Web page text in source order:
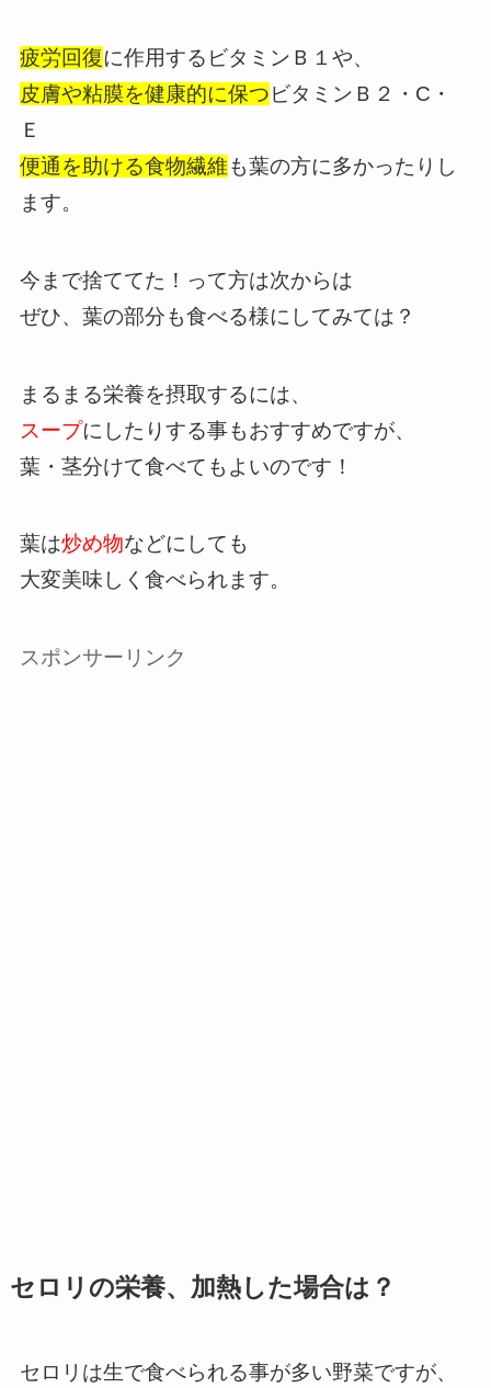
疲労回復に作用するビタミンＢ１や、
皮膚や粘膜を健康的に保つビタミンＢ２・C・
Ｅ
便通を助ける食物繊維も葉の方に多かったりし
ます。
今まで捨ててた！って方は次からは
ぜひ、葉の部分も食べる様にしてみては？
まるまる栄養を摂取するには、
スープにしたりする事もおすすめですが、
葉・茎分けて食べてもよいのです！
葉は炒め物などにしても
大変美味しく食べられます。
スポンサーリンク
セロリの栄養、加熱した場合は？
セロリは生で食べられる事が多い野菜ですが、